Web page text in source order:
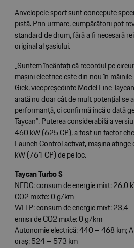
Anvelopele sport sunt concepute
pistă. Prin urmare, cumpărătorii pot
standard de drum, fără a fi necesară
original al șasiului.
„Suntem încântați că recordul pe
mașini electrice este din nou în
Giek, vicepreședinte Model Line
arată nu doar cât de mult potențial se
performanță, ci confirmă încă o dată
Taycan”. Puterea considerabilă a
460 kW (625 CP), a fost un factor
Launch Control activat, mașina
kW (761 CP) de pe loc.
Taycan Turbo S
NEDC: consum de energie mixt:
CO2 mixte: 0 g/km
WLTP: consum de energie mixt:
emisii de CO2 mixte: 0 g/km
Autonomie electrică: 440 – 468 km;
oraș: 524 – 573 km